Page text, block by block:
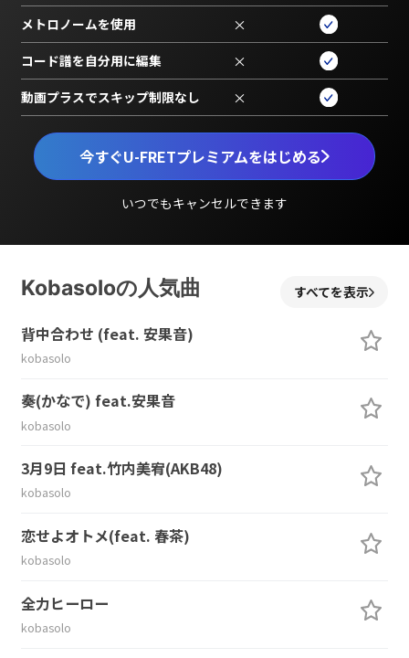
今すぐU-FRETプレミアムをはじめる
いつでもキャンセルできます
メトロノームを使用 ×
コード譜を自分用に編集 ×
動画プラスでスキップ制限なし ×
Kobasoloの人気曲 すべてを表示
背中合わせ (feat. 安果音)
kobasolo
奏(かなで) feat.安果音
kobasolo
3月9日 feat.竹内美宥(AKB48)
kobasolo
恋せよオトメ(feat. 春茶)
kobasolo
全力ヒーロー
kobasolo